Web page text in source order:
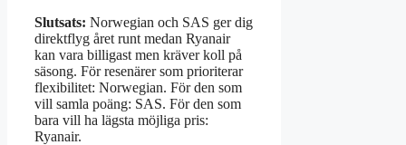
Slutsats: Norwegian och SAS ger dig
direktflyg året runt medan Ryanair
kan vara billigast men kräver koll på
säsong. För resenärer som prioriterar
flexibilitet: Norwegian. För den som
vill samla poäng: SAS. För den som
bara vill ha lägsta möjliga pris:
Ryanair.